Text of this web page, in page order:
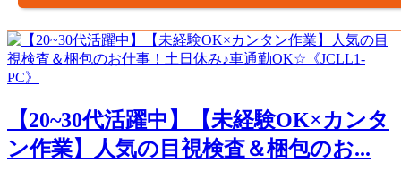
【20~30代活躍中】【未経験OK×カンタ
ン作業】人気の目視検査＆梱包のお...